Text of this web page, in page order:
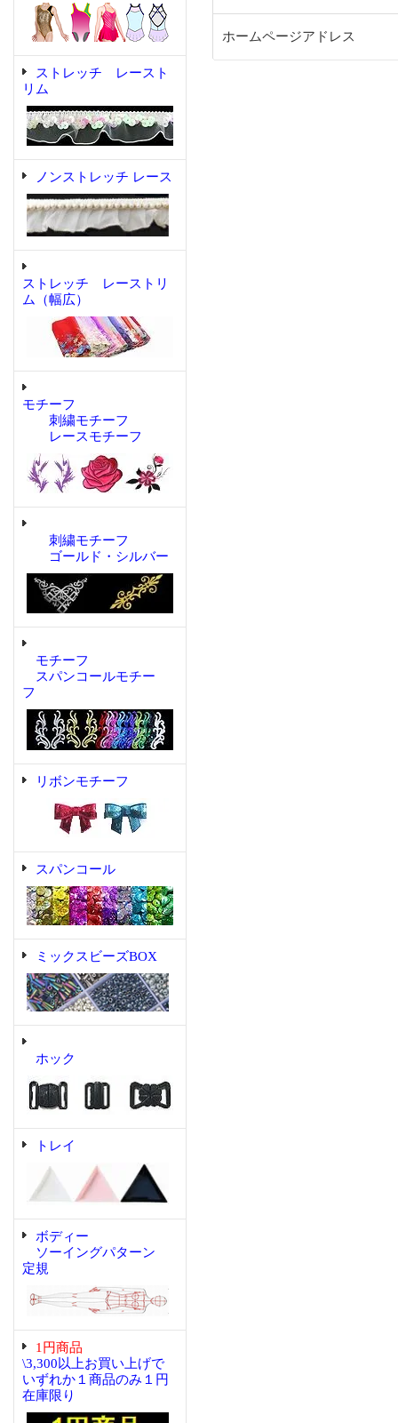
ストレッチ レースト
リム
ノンストレッチ レース
ストレッチ レーストリ
ム（幅広）
モチーフ
刺繍モチーフ
レースモチーフ
刺繍モチーフ
ゴールド・シルバー
モチーフ
スパンコールモチー
フ
リボンモチーフ
スパンコール
ミックスビーズBOX
ホック
トレイ
ボディー
ソーイングパターン
定規
1円商品
\3,300以上お買い上げで
いずれか１商品のみ１円
在庫限り
ホームページアドレス